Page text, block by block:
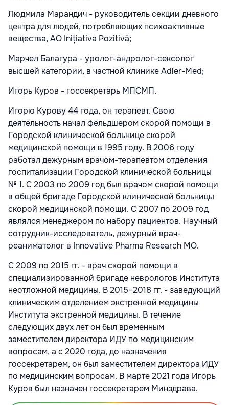
Людмила Марандич - руководитель секции дневного
центра для людей, потребляющих психоактивные
вещества, АО Inițiativa Pozitivă;
Марчел Балагура - уролог-андролог-сексолог
высшей категории, в частной клинике Adler-Med;
Игорь Куров - госсекретарь МПСМП.
Игорю Курову 44 года, он терапевт. Свою
деятельность начал фельдшером скорой помощи в
Городской клинической больнице скорой
медицинской помощи в 1995 году. В 2006 году
работал дежурным врачом-терапевтом отделения
госпитализации Городской клинической больницы
№ 1. С 2003 по 2009 год был врачом скорой помощи
в общей бригаде Городской клинической больницы
скорой медицинской помощи. С 2007 по 2009 год
являлся менеджером по набору пациентов. Научный
сотрудник-исследователь, дежурный врач-
реаниматолог в Innovative Pharma Research MO.
С 2009 по 2015 гг. - врач скорой помощи в
специализированной бригаде неврологов Института
неотложной медицины. В 2015–2018 гг. - заведующий
клиническим отделением экстренной медицины
Института экстренной медицины. В течение
следующих двух лет он был временным
заместителем директора ИДУ по медицинским
вопросам, а с 2020 года, до назначения
госсекретарем, он был заместителем директора ИДУ
по медицинским вопросам. В марте 2021 года Игорь
Куров был назначен госсекретарем Минздрава.